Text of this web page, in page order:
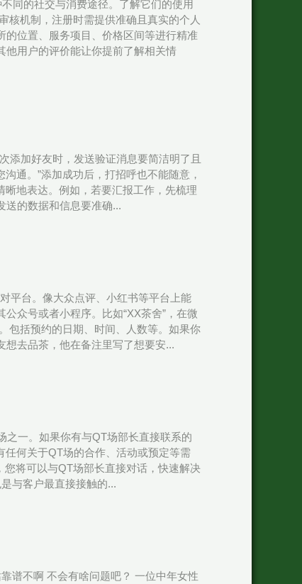
同的社交与消费途径。了解它们的使用
核机制，注册时需提供准确且真实的个人
位置、服务项目、价格区间等进行精准
他用户的评价能让你提前了解相关情
添加好友时，发送验证消息要简洁明了且
通。”添加成功后，打招呼也不能随意，
晰地表达。例如，若要汇报工作，先梳理
送的数据和信息要准确...
平台。像大众点评、小红书等平台上能
众号或者小程序。比如“XX茶舍”，在微
包括预约的日期、时间、人数等。如果你
去品茶，他在备注里写了想要安...
之一。如果你有与QT场部长直接联系的
何关于QT场的合作、活动或预定等需
将可以与QT场部长直接对话，快速解决
与客户最直接接触的...
谱不啊 不会有啥问题吧？ 一位中年女性